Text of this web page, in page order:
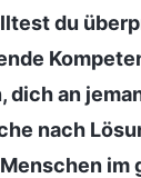
du
an
nach
im